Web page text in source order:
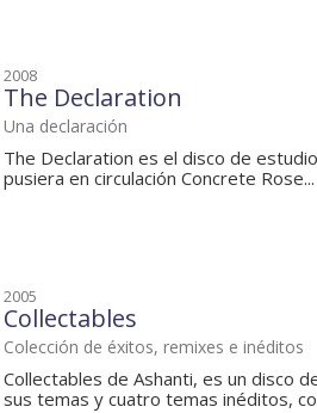
2008
The Declaration
Una declaración
The Declaration es el disco de
pusiera en circulación Concrete Rose...
2005
Collectables
Colección de éxitos, remixes e inéditos
Collectables de Ashanti, es un disco
sus temas y cuatro temas inéditos,